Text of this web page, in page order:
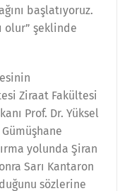
başlatıyoruz.
olur” şeklinde
Ziraat Fakültesi
Prof. Dr. Yüksel
yolunda Şiran
Sarı Kantaron
sözlerine